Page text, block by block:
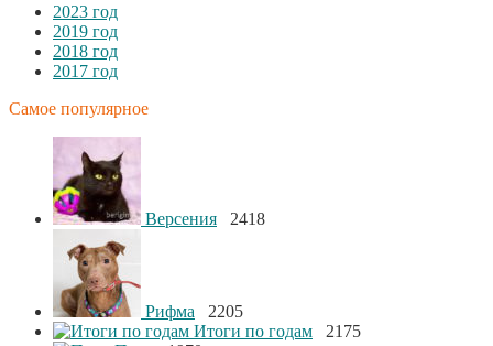
2023 год
2019 год
2018 год
2017 год
Самое популярное
Версения 2418
Рифма
2205
Итоги по годам
2175